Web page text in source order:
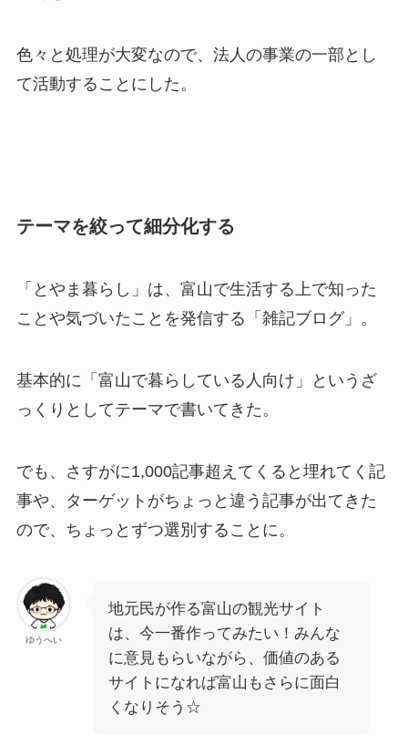
色々と処理が大変なので、法人の事業の一部とし
て活動することにした。
テーマを絞って細分化する
「とやま暮らし」は、富山で生活する上で知った
ことや気づいたことを発信する「雑記ブログ」。
基本的に「富山で暮らしている人向け」というざ
っくりとしてテーマで書いてきた。
でも、さすがに1,000記事超えてくると埋れてく記
事や、ターゲットがちょっと違う記事が出てきた
ので、ちょっとずつ選別することに。
ゆうへい
地元民が作る富山の観光サイト
は、今一番作ってみたい！みんな
に意見もらいながら、価値のある
サイトになれば富山もさらに面白
くなりそう☆